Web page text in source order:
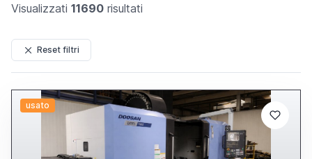
Visualizzati 11690 risultati
Reset filtri
usato